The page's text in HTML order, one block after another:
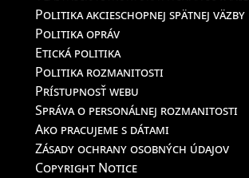
Politika akcieschopnej spätnej väzby
Politika opráv
Etická politika
Politika rozmanitosti
Prístupnosť webu
Správa o personálnej rozmanitosti
Ako pracujeme s dátami
Zásady ochrany osobných údajov
Copyright Notice